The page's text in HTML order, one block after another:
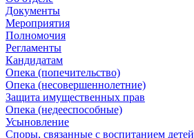
Документы
Мероприятия
Полномочия
Регламенты
Кандидатам
Опека (попечительство)
Опека (несовершеннолетние)
Защита имущественных прав
Опека (недееспособные)
Усыновление
Споры, связанные с воспитанием детей